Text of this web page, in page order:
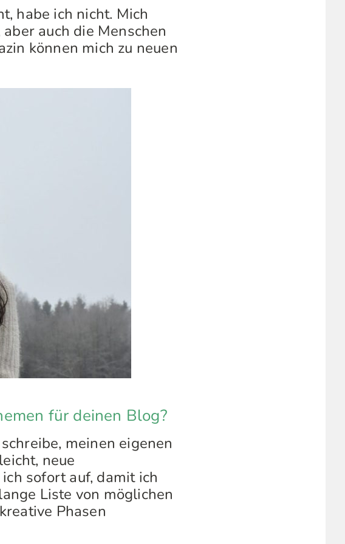
habe ich nicht. Mich
auch die Menschen
können mich zu neuen
für deinen Blog?
meinen eigenen
neue
sofort auf, damit ich
Liste von möglichen
Phasen